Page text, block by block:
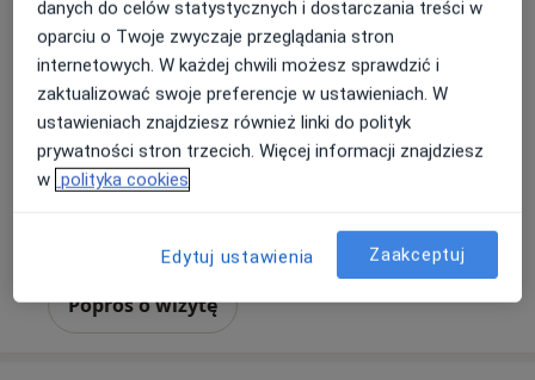
24 opinie
Adres 1 Adres 2
Grunwaldzka 82, Gdańskie CH "Manhattan", Gdańsk •Mapa
Poproś o wizytę
danych do celów statystycznych i dostarczania treści w
oparciu o Twoje zwyczaje przeglądania stron
internetowych. W każdej chwili możesz sprawdzić i
zaktualizować swoje preferencje w ustawieniach. W
ustawieniach znajdziesz również linki do polityk
prywatności stron trzecich. Więcej informacji znajdziesz
w polityka cookies
Edytuj ustawienia Zaakceptuj